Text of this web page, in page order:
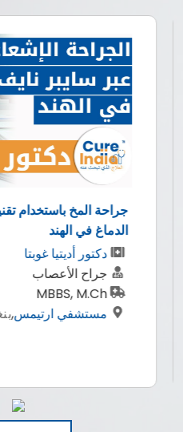
جراحة المخ باستخدام
الدماغ في الهند
دكتور أديتيا غوبتا
جراح الأعصاب
MBBS, M.Ch
مستشفي ارتيمس,